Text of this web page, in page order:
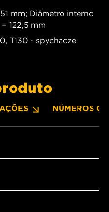
mm; Diâmetro interno
122,5 mm
T130 - spychacze
NÚMEROS OE